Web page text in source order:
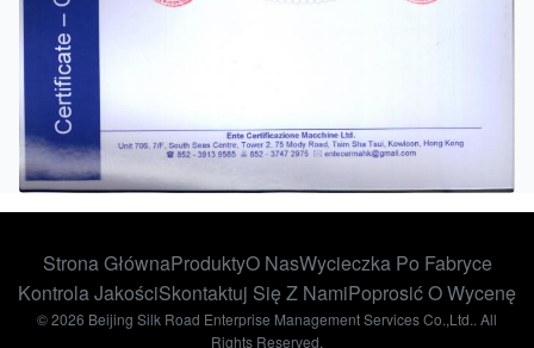
Strona GłównaProduktyO NasWycieczka Po Fabryce
Kontrola JakościSkontaktuj Się Z NamiPoprosić O Wycenę
© 2026 Beijing Silk Road Enterprise Management Services Co.,Ltd.. All
Rights Reserved.